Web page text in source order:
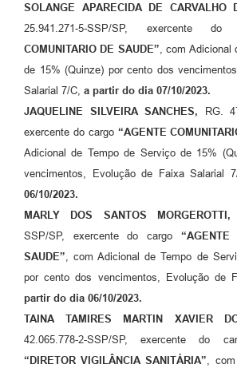
SOLANGE APARECIDA DE CARVALHO
25.941.271-5-SSP/SP, exercente
COMUNITARIO DE SAUDE”, com Adicional
de 15% (Quinze) por cento dos
Salarial 7/C, a partir do dia 07/10/2023.
JAQUELINE SILVEIRA SANCHES,
RG.
exercente do cargo “AGENTE
Adicional de Tempo de Serviço de 15%
vencimentos, Evolução de Faixa Salarial
06/10/2023.
MARLY DOS SANTOS MORGEROTTI,
SSP/SP, exercente do cargo “AGENTE
SAUDE”, com Adicional de Tempo de
por cento dos vencimentos, Evolução de
partir do dia 06/10/2023.
TAINA TAMIRES MARTIN XAVIER
42.065.778-2-SSP/SP, exercente do
“DIRETOR VIGILÂNCIA SANITÁRIA”, com